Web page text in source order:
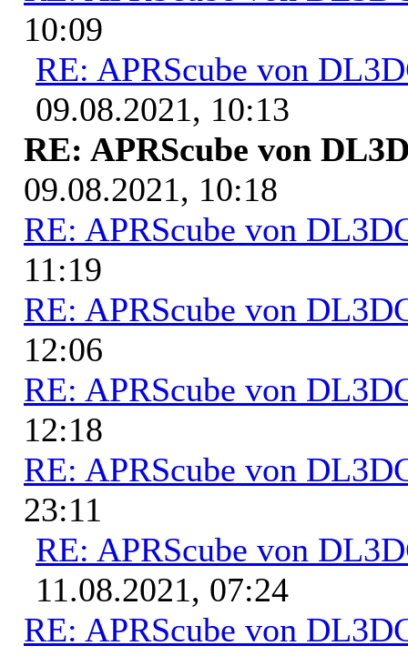
10:09
RE: APRScube von
09.08.2021, 10:13
RE: APRScube von
09.08.2021, 10:18
RE: APRScube von
11:19
RE: APRScube von
12:06
RE: APRScube von
12:18
RE: APRScube von
23:11
RE: APRScube von
11.08.2021, 07:24
RE: APRScube von